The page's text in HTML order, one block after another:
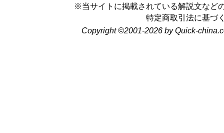
※当サイトに掲載されている解説文など
特定商取引法に基づ
Copyright ©2001-2026 by Quick-